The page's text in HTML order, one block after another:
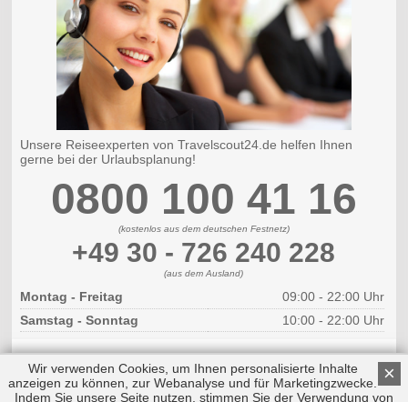
Unsere Reiseexperten von Travelscout24.de helfen Ihnen
gerne bei der Urlaubsplanung!
0800 100 41 16
(kostenlos aus dem deutschen Festnetz)
+49 30 - 726 240 228
(aus dem Ausland)
Montag - Freitag
09:00 - 22:00 Uhr
Samstag - Sonntag
10:00 - 22:00 Uhr
×
Wir verwenden Cookies, um Ihnen personalisierte Inhalte
anzeigen zu können, zur Webanalyse und für Marketingzwecke.
Indem Sie unsere Seite nutzen, stimmen Sie der Verwendung von